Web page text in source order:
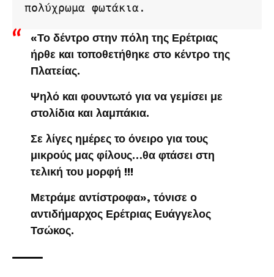
πολύχρωμα φωτάκια.
«Το δέντρο στην πόλη της Ερέτριας
ήρθε και τοποθετήθηκε στο κέντρο της
Πλατείας.
Ψηλό και φουντωτό για να γεμίσει με
στολίδια και λαμπάκια.
Σε λίγες ημέρες το όνειρο για τους
μικρούς μας φίλους…θα φτάσει στη
τελική του μορφή !!!
Μετράμε αντίστροφα», τόνισε ο
αντιδήμαρχος Ερέτριας Ευάγγελος
Τσώκος.